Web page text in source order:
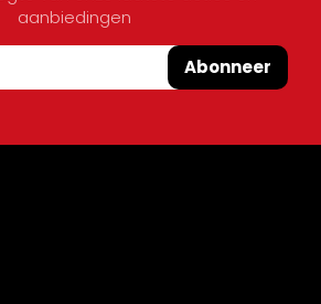
aanbiedingen
Abonneer